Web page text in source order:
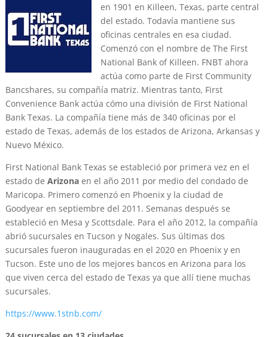
en 1901 en Killeen, Texas, parte central
del estado. Todavía mantiene sus
oficinas centrales en esa ciudad.
Comenzó con el nombre de The First
National Bank of Killeen. FNBT ahora
actúa como parte de First Community
Bancshares, su compañía matriz. Mientras tanto, First
Convenience Bank actúa cómo una división de First National
Bank Texas. La compañía tiene más de 340 oficinas por el
estado de Texas, además de los estados de Arizona, Arkansas y
Nuevo México.
First National Bank Texas se estableció por primera vez en el
estado de Arizonaen el año 2011 por medio del condado de
Maricopa. Primero comenzó en Phoenix y la ciudad de
Goodyear en septiembre del 2011. Semanas después se
estableció en Mesa y Scottsdale. Para el año 2012, la compañía
abrió sucursales en Tucson y Nogales. Sus últimas dos
sucursales fueron inauguradas en el 2020 en Phoenix y en
Tucson. Este uno de los mejores bancos en Arizona para los
que viven cerca del estado de Texas ya que allí tiene muchas
sucursales.
https://www.1stnb.com/